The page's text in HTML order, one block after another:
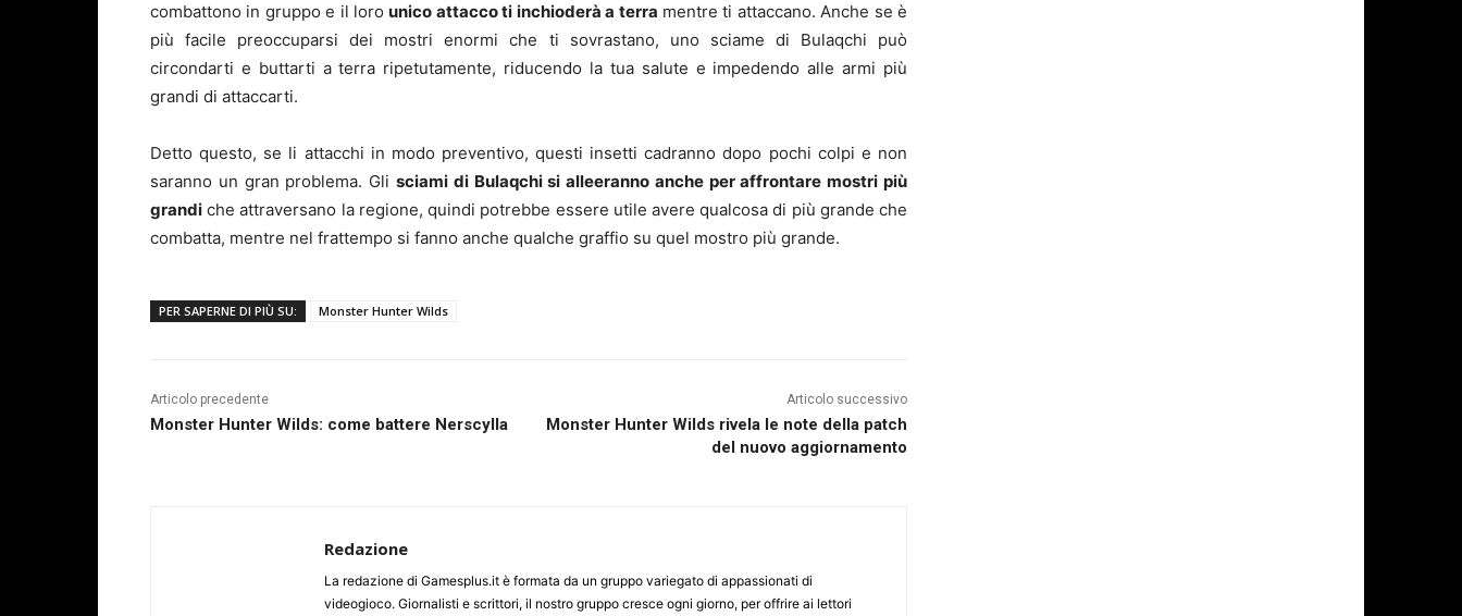
combattono in gruppo e il lorounico attacco ti inchioderà a terra mentre ti attaccano. Anche se è
più facile preoccuparsi dei mostri enormi che ti sovrastano, uno sciame di Bulaqchi può
circondarti e buttarti a terra ripetutamente, riducendo la tua salute e impedendo alle armi più
grandi di attaccarti.
Detto questo, se li attacchi in modo preventivo, questi insetti cadranno dopo pochi colpi e non
saranno un gran problema. Gli sciami di Bulaqchi si alleeranno anche per affrontare mostri più
grandi che attraversano la regione, quindi potrebbe essere utile avere qualcosa di più grande che
combatta, mentre nel frattempo si fanno anche qualche graffio su quel mostro più grande.
PER SAPERNE DI PIÙ SU: Monster Hunter Wilds
Articolo precedente
Monster Hunter Wilds: come battere Nerscylla
Articolo successivo
Monster Hunter Wilds rivela le note della patch
del nuovo aggiornamento
Redazione
La redazione di Gamesplus.it è formata da un gruppo variegato di appassionati di
videogioco. Giornalisti e scrittori, il nostro gruppo cresce ogni giorno, per offrire ai lettori